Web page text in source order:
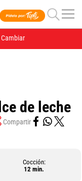
Cambiar
de leche
Compartir
Cocción:
12 min.